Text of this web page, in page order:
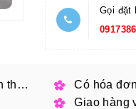
Gọi đặt
Giao hàng miễn phí nội thành 63 tỉnh thành phố
Có hóa
Giao hàng